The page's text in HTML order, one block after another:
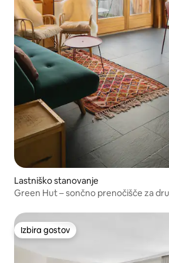
Lastniško stanovanje
Green Hut – sončno prenočišče za
Izbira gostov
Izbira gostov